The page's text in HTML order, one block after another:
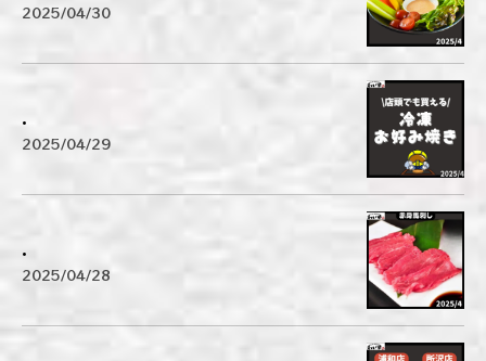
2025/04/30
.
2025/04/29
.
2025/04/28